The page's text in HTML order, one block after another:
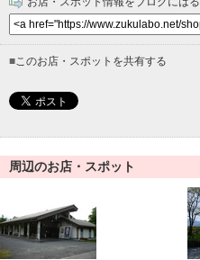
■このお店・スポットを共有する
周辺のお店・スポット